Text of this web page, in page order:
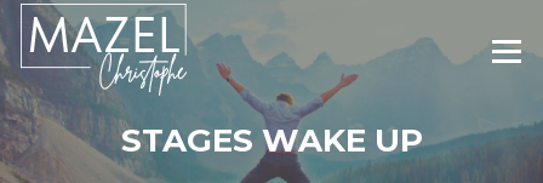
Aller
au
contenu
Menu
STAGES WAKE UP